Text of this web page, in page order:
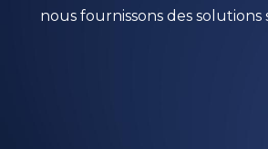
nous fournissons des